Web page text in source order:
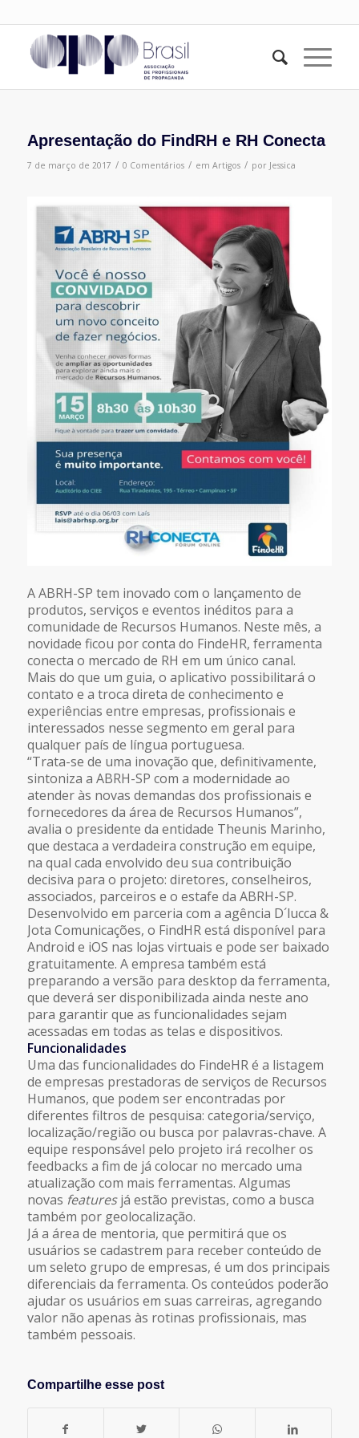
Apresentação do FindRH e RH Conecta
7 de março de 2017 / 0 Comentários / em Artigos / por Jessica
A ABRH-SP tem inovado com o lançamento de
produtos, serviços e eventos inéditos para a
comunidade de Recursos Humanos. Neste mês, a
novidade ficou por conta do FindeHR, ferramenta
conecta o mercado de RH em um único canal.
Mais do que um guia, o aplicativo possibilitará o
contato e a troca direta de conhecimento e
experiências entre empresas, profissionais e
interessados nesse segmento em geral para
qualquer país de língua portuguesa.
“Trata-se de uma inovação que, definitivamente,
sintoniza a ABRH-SP com a modernidade ao
atender às novas demandas dos profissionais e
fornecedores da área de Recursos Humanos”,
avalia o presidente da entidade Theunis Marinho,
que destaca a verdadeira construção em equipe,
na qual cada envolvido deu sua contribuição
decisiva para o projeto: diretores, conselheiros,
associados, parceiros e o estafe da ABRH-SP.
Desenvolvido em parceria com a agência D´lucca &
Jota Comunicações, o FindHR está disponível para
Android e iOS nas lojas virtuais e pode ser baixado
gratuitamente. A empresa também está
preparando a versão para desktop da ferramenta,
que deverá ser disponibilizada ainda neste ano
para garantir que as funcionalidades sejam
acessadas em todas as telas e dispositivos.
Funcionalidades
Uma das funcionalidades do FindeHR é a listagem
de empresas prestadoras de serviços de Recursos
Humanos, que podem ser encontradas por
diferentes filtros de pesquisa: categoria/serviço,
localização/região ou busca por palavras-chave. A
equipe responsável pelo projeto irá recolher os
feedbacks a fim de já colocar no mercado uma
atualização com mais ferramentas. Algumas
novas featuresjá estão previstas, como a busca
também por geolocalização.
Já a área de mentoria, que permitirá que os
usuários se cadastrem para receber conteúdo de
um seleto grupo de empresas, é um dos principais
diferenciais da ferramenta. Os conteúdos poderão
ajudar os usuários em suas carreiras, agregando
valor não apenas às rotinas profissionais, mas
também pessoais.
Compartilhe esse post